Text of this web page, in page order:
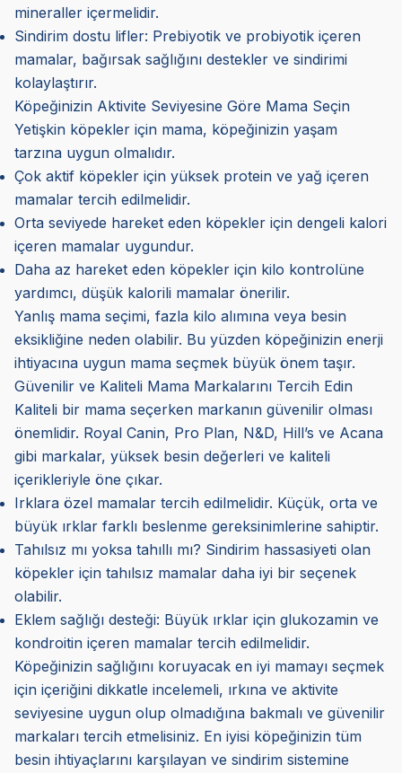
mineraller içermelidir.
Sindirim dostu lifler: Prebiyotik ve probiyotik içeren
mamalar, bağırsak sağlığını destekler ve sindirimi
kolaylaştırır.
Köpeğinizin Aktivite Seviyesine Göre Mama Seçin
Yetişkin köpekler için mama, köpeğinizin yaşam
tarzına uygun olmalıdır.
Çok aktif köpekler için yüksek protein ve yağ içeren
mamalar tercih edilmelidir.
Orta seviyede hareket eden köpekler için dengeli kalori
içeren mamalar uygundur.
Daha az hareket eden köpekler için kilo kontrolüne
yardımcı, düşük kalorili mamalar önerilir.
Yanlış mama seçimi, fazla kilo alımına veya besin
eksikliğine neden olabilir. Bu yüzden köpeğinizin enerji
ihtiyacına uygun mama seçmek büyük önem taşır.
Güvenilir ve Kaliteli Mama Markalarını Tercih Edin
Kaliteli bir mama seçerken markanın güvenilir olması
önemlidir. Royal Canin, Pro Plan, N&D, Hill’s ve Acana
gibi markalar, yüksek besin değerleri ve kaliteli
içerikleriyle öne çıkar.
Irklara özel mamalar tercih edilmelidir. Küçük, orta ve
büyük ırklar farklı beslenme gereksinimlerine sahiptir.
Tahılsız mı yoksa tahıllı mı? Sindirim hassasiyeti olan
köpekler için tahılsız mamalar daha iyi bir seçenek
olabilir.
Eklem sağlığı desteği: Büyük ırklar için glukozamin ve
kondroitin içeren mamalar tercih edilmelidir.
Köpeğinizin sağlığını koruyacak en iyi mamayı seçmek
için içeriğini dikkatle incelemeli, ırkına ve aktivite
seviyesine uygun olup olmadığına bakmalı ve güvenilir
markaları tercih etmelisiniz. En iyisi köpeğinizin tüm
besin ihtiyaçlarını karşılayan ve sindirim sistemine